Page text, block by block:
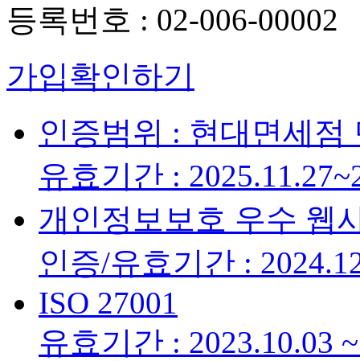
등록번호 : 02-006-00002
가입확인하기
인증범위 : 현대면세점
유효기간 :
개인정보보호 우수 웹
인증/유효기간 :
ISO 27001
유효기간 : 2023.10.03